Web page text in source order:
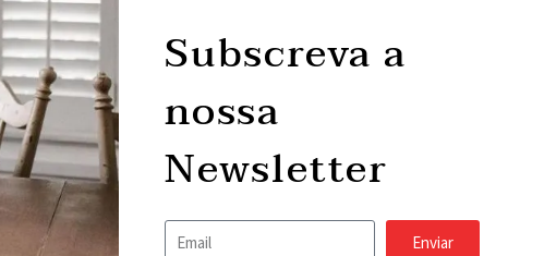
Subscreva a
nossa
Newsletter
Enviar